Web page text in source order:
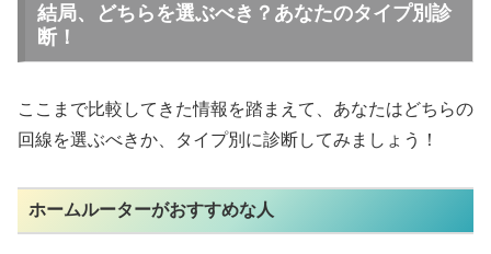
結局、どちらを選ぶべき？あなたのタイプ別診
断！
ここまで比較してきた情報を踏まえて、あなたはどちらの
回線を選ぶべきか、タイプ別に診断してみましょう！
ホームルーターがおすすめな人